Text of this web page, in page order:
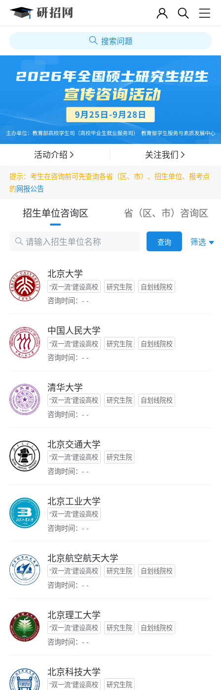
搜索问题
活动介绍 关注我们
提示：考生在咨询前可先查询各省（区、市）、招生单位、报考点
的网报公告
招生单位咨询区 省（区、市）咨询区
查询 筛选
北京大学
“双一流”建设高校 研究生院 自划线院校
咨询时间：- -
中国人民大学
“双一流”建设高校 研究生院 自划线院校
咨询时间：- -
清华大学
“双一流”建设高校 研究生院 自划线院校
咨询时间：- -
北京交通大学
“双一流”建设高校 研究生院
咨询时间：- -
北京工业大学
“双一流”建设高校
咨询时间：- -
北京航空航天大学
“双一流”建设高校 研究生院 自划线院校
咨询时间：- -
北京理工大学
“双一流”建设高校 研究生院 自划线院校
咨询时间：- -
北京科技大学
“双一流”建设高校 研究生院